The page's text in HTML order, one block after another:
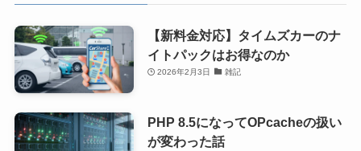
【新料金対応】タイムズカーのナ
イトパックはお得なのか
2026年2月3日 雑記
PHP 8.5になってOPcacheの扱い
が変わった話